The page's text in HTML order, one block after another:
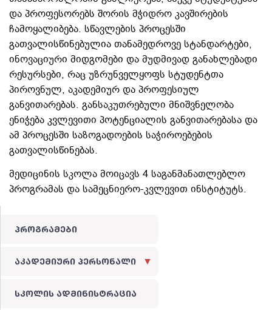
და პროფესორებს შორის მჭიდრო კავშირების
ჩამოყალიბება. სწავლების პროცესში
გათვალისწინებულია თანამედროვე სტანდარტები,
ინოვაციური მიდგომები და მუდმივად განახლებადი
რესურსები, რაც უზრუნველყოფს სტუდენტთა
პიროვნულ, აკადემიურ და პროფესიულ
განვითარებას. განსაკუთრებული მნიშვნელობა
ენიჭება კვლევითი პოტენციალის განვითარებასა და
ამ პროცესში საზოგადოების საჭიროებების
გათვალისწინებას.
მედიცინის სკოლა მოიცავს 4 საგანმანათლებლო
პროგრამას და სამეცნიერო-კვლევით ინსტიტუტს.
პროგრამები
აკადემიური პერსონალი
სკოლის ადმინისტრაცია